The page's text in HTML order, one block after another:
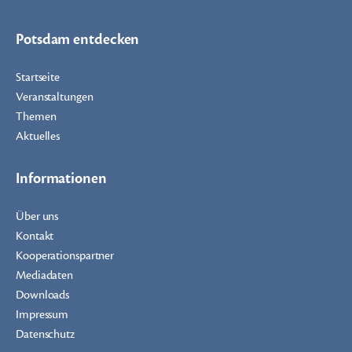
Potsdam entdecken
Startseite
Veranstaltungen
Themen
Aktuelles
Informationen
Über uns
Kontakt
Kooperationspartner
Mediadaten
Downloads
Impressum
Datenschutz